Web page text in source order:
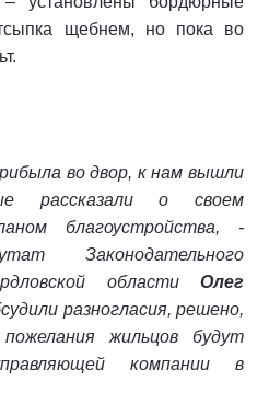
щебнем, но пока во
во двор, к нам вышли
рассказали о своем
благоустройства, -
Законодательного
области Олег
разногласия, решено,
жильцов будут
компании в